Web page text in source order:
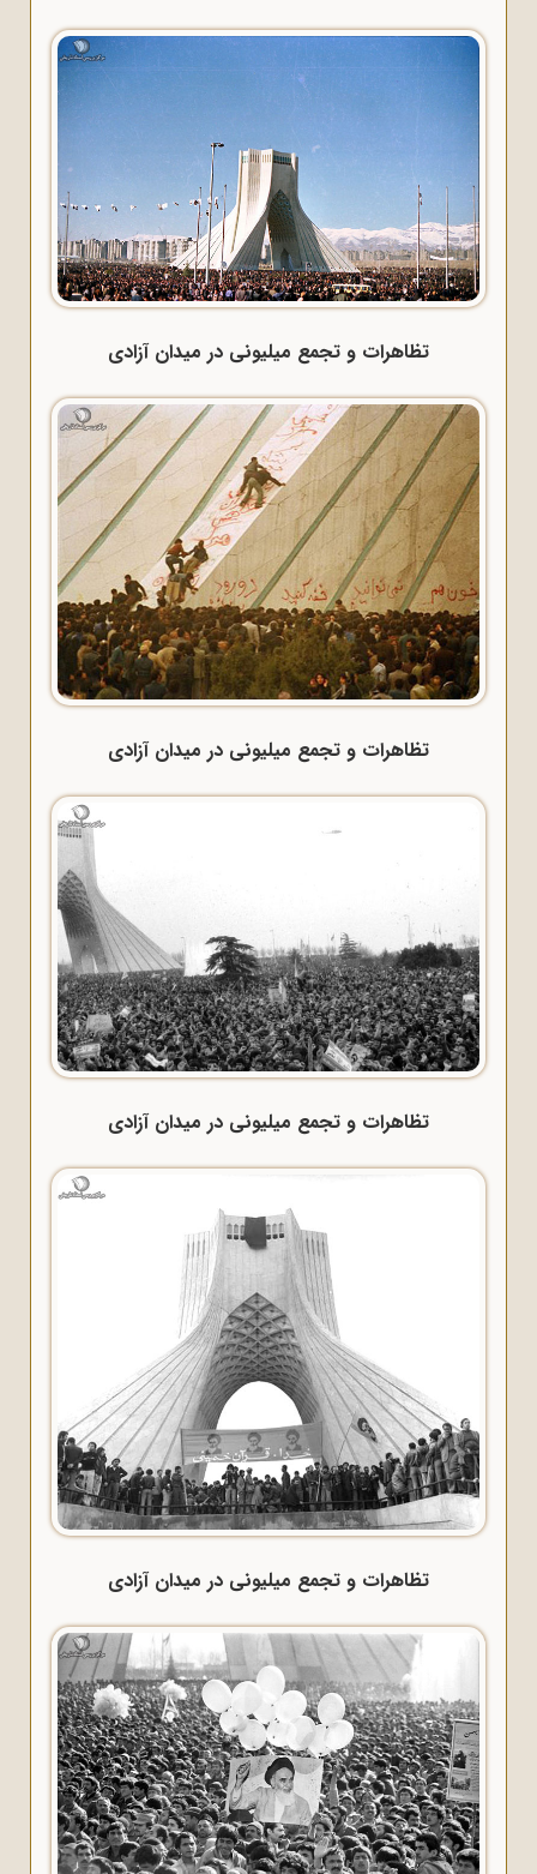
تظاهرات و تجمع میلیونی در میدان آزادی
تظاهرات و تجمع میلیونی در میدان آزادی
تظاهرات و تجمع میلیونی در میدان آزادی
تظاهرات و تجمع میلیونی در میدان آزادی